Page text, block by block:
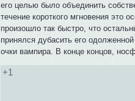
его целью было объединить
течение короткого мгновения это
произошло так быстро, что
принялся дубасить его
очки вампира. В конце концов,
+1